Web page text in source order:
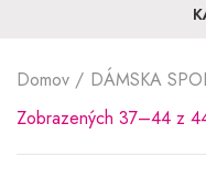
Domov DÁMSKA
Zobrazených 37–44 z